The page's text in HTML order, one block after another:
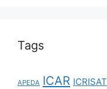
Tags
APEDA ICAR ICRISAT